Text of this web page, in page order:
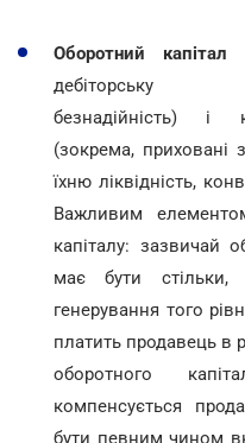
Оборотний капітал
безнадійність) і
(зокрема, приховані
їхню ліквідність,
Важливим
капіталу: зазвичай
має бути стільки,
генерування того
платить продавець в
оборотного
компенсується
бути певним чином